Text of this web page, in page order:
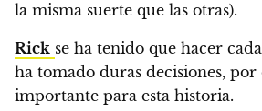
la misma suerte que las otras).
Rick se ha tenido que hacer
ha tomado duras decisiones, por
importante para esta historia.